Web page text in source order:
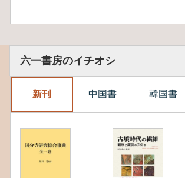
六一書房のイチオシ
新刊 中国書 韓国書